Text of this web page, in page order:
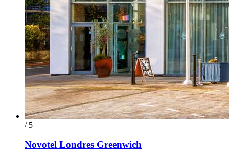
/ 5
Novotel Londres Greenwich